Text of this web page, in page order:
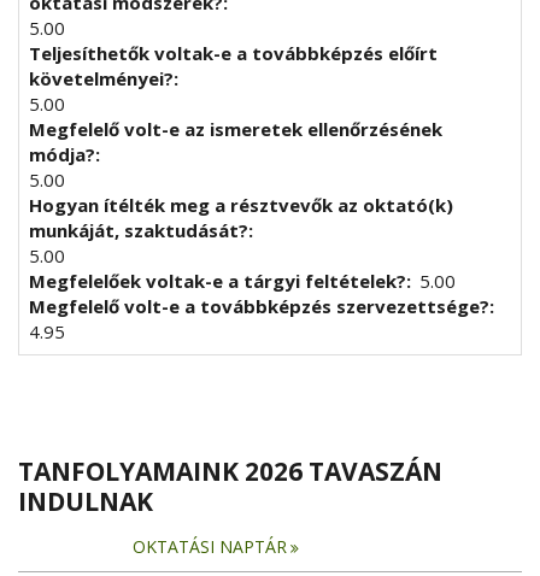
5.00
Teljesíthetők voltak-e a továbbképzés előírt
követelményei?
5.00
Megfelelő volt-e az ismeretek ellenőrzésének
módja?
5.00
Hogyan ítélték meg a résztvevők az oktató(k)
munkáját, szaktudását?
5.00
Megfelelőek voltak-e a tárgyi feltételek?
5.00
Megfelelő volt-e a továbbképzés szervezettsége?
4.95
TANFOLYAMAINK 2026 TAVASZÁN
INDULNAK
OKTATÁSI NAPTÁR